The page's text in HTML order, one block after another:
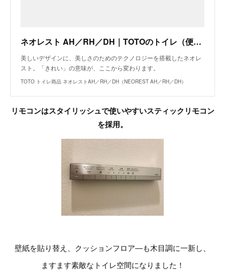
ネオレスト AH／RH／DH｜TOTOのトイレ（便器）・ウォシュレット（温水洗浄便座）
美しいデザインに、美しさのためのテクノロジーを搭載したネオレ
スト。「きれい」の意味が、ここから変わります。
TOTO トイレ商品 ネオレストAH／RH／DH（NEOREST AH／RH／DH）
リモコンはスタイリッシュで使いやすいスティックリモコン
を採用。
壁紙を貼り替え、クッションフロア―も木目調に一新し、
ますます素敵なトイレ空間になりました！